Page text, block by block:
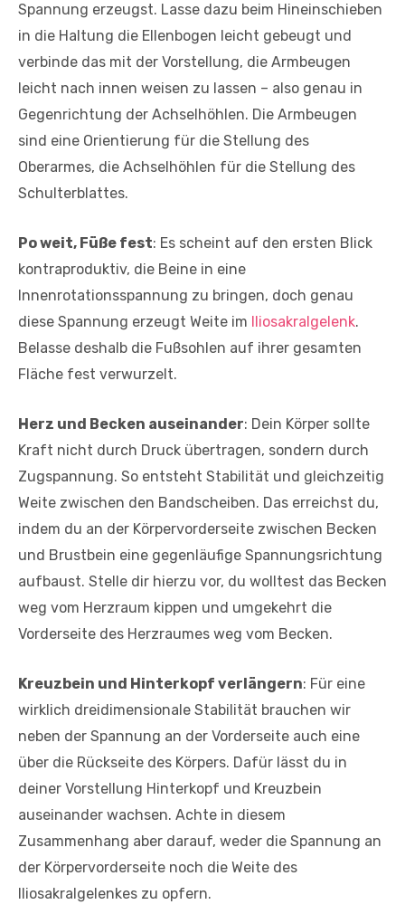
Spannung erzeugst. Lasse dazu beim Hineinschieben
in die Haltung die Ellenbogen leicht gebeugt und
verbinde das mit der Vorstellung, die Armbeugen
leicht nach innen weisen zu lassen – also genau in
Gegenrichtung der Achselhöhlen. Die Armbeugen
sind eine Orientierung für die Stellung des
Oberarmes, die Achselhöhlen für die Stellung des
Schulterblattes.
Po weit, Füße fest: Es scheint auf den ersten Blick
kontraproduktiv, die Beine in eine
Innenrotationsspannung zu bringen, doch genau
diese Spannung erzeugt Weite im
Iliosakralgelenk.
Belasse deshalb die Fußsohlen auf ihrer gesamten
Fläche fest verwurzelt.
Herz und Becken auseinander: Dein Körper sollte
Kraft nicht durch Druck übertragen, sondern durch
Zugspannung. So entsteht Stabilität und gleichzeitig
Weite zwischen den Bandscheiben. Das erreichst du,
indem du an der Körpervorderseite zwischen Becken
und Brustbein eine gegenläufige Spannungsrichtung
aufbaust. Stelle dir hierzu vor, du wolltest das Becken
weg vom Herzraum kippen und umgekehrt die
Vorderseite des Herzraumes weg vom Becken.
Kreuzbein und Hinterkopf verlängern: Für eine
wirklich dreidimensionale Stabilität brauchen wir
neben der Spannung an der Vorderseite auch eine
über die Rückseite des Körpers. Dafür lässt du in
deiner Vorstellung Hinterkopf und Kreuzbein
auseinander wachsen. Achte in diesem
Zusammenhang aber darauf, weder die Spannung an
der Körpervorderseite noch die Weite des
Iliosakralgelenkes zu opfern.